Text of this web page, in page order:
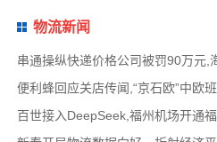
物流新闻